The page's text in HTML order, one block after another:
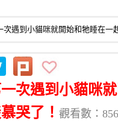
次遇到小貓咪就開始和牠睡在一
次遇到小貓咪
哭了！ 觀看數：